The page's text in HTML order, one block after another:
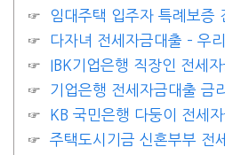
임대주택 입주자 특례보증
다자녀 전세자금대출 – 우
IBK기업은행 직장인 전세
기업은행 전세자금대출 금
KB 국민은행 다둥이 전세
주택도시기금 신혼부부 전